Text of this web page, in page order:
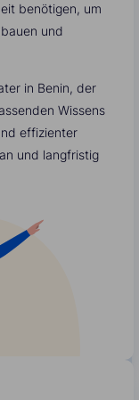
benötigen, um
und
in Benin, der
Wissens
effizienter
und langfristig